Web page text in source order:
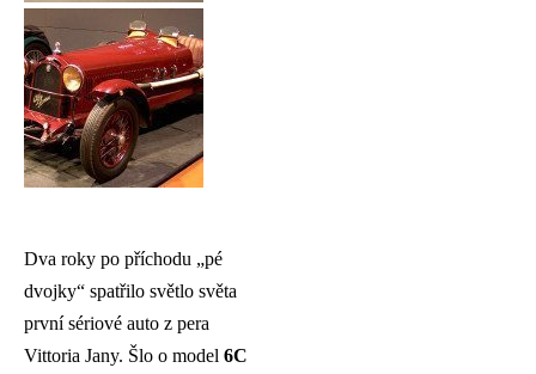
Dva roky po příchodu „pé
dvojky“ spatřilo světlo světa
první sériové auto z pera
Vittoria Jany. Šlo o model 6C